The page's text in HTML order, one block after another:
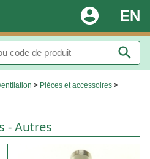
EN
account_circle
search
> Pièces et accessoires >
- Autres